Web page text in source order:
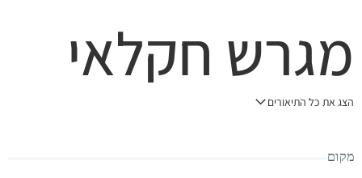
מגרש חקלאי
למכירה
הצג את כל התיאורים
מקום